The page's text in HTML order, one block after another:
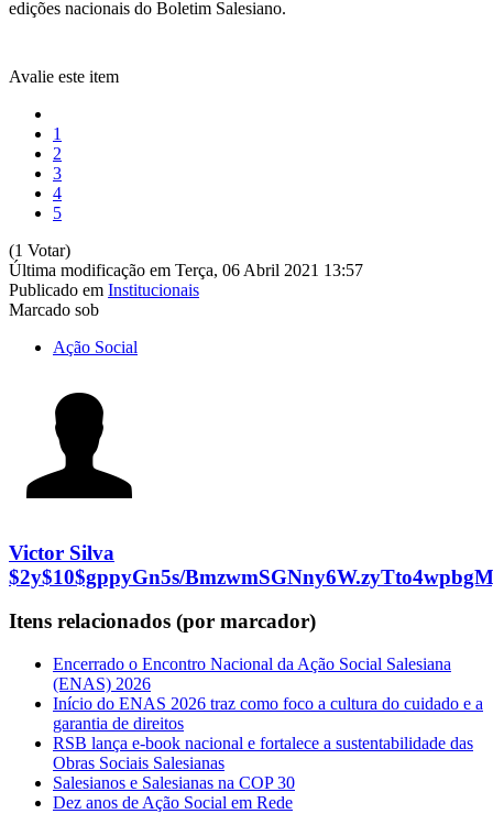
edições nacionais do Boletim Salesiano.
Avalie este item
1
2
3
4
5
(1 Votar)
Última modificação em Terça, 06 Abril 2021 13:57
Publicado em Institucionais
Marcado sob
Ação Social
Victor Silva
$2y$10$gppyGn5s/
Itens relacionados (por marcador)
Encerrado o Encontro Nacional da Ação Social Salesiana
(ENAS) 2026
Início do ENAS 2026 traz como foco a cultura do cuidado e a
garantia de direitos
RSB lança e-book nacional e fortalece a sustentabilidade das
Obras Sociais Salesianas
Salesianos e Salesianas na COP 30
Dez anos de Ação Social em Rede